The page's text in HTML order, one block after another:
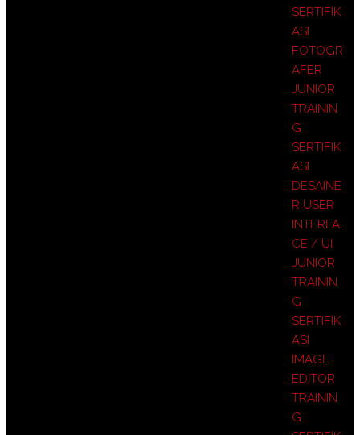
SERTIFIK
ASI
FOTOGR
AFER
JUNIOR
TRAININ
G
SERTIFIK
ASI
DESAINE
R USER
INTERFA
CE / UI
JUNIOR
TRAININ
G
SERTIFIK
ASI
IMAGE
EDITOR
TRAININ
G